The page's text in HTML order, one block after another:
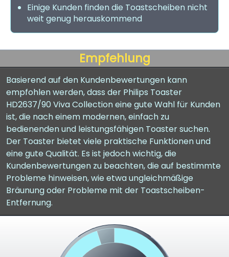
Einige Kunden finden die Toastscheiben nicht
weit genug herauskommend
Empfehlung
Basierend auf den Kundenbewertungen kann
empfohlen werden, dass der Philips Toaster
HD2637/90 Viva Collection eine gute Wahl für Kunden
ist, die nach einem modernen, einfach zu
bedienenden und leistungsfähigen Toaster suchen.
Der Toaster bietet viele praktische Funktionen und
eine gute Qualität. Es ist jedoch wichtig, die
Kundenbewertungen zu beachten, die auf bestimmte
Probleme hinweisen, wie etwa ungleichmäßige
Bräunung oder Probleme mit der Toastscheiben-
Entfernung.